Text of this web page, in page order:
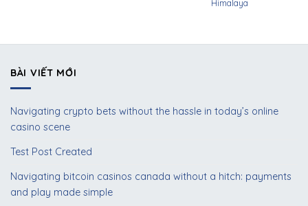
Himalaya
BÀI VIẾT MỚI
Navigating crypto bets without the hassle in today’s online
casino scene
Test Post Created
Navigating bitcoin casinos canada without a hitch: payments
and play made simple